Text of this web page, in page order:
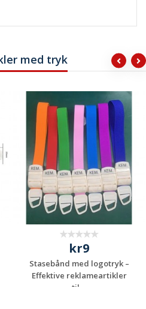
med tryk
kr9
Stasebånd med logotryk –
Effektive reklameartikler
til ...